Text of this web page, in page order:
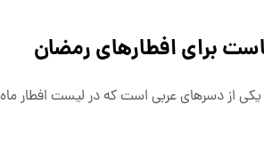
برای افطارهای رمضان
از دسرهای عربی است که در لیست افطار